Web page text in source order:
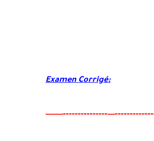
Examen Corrigé:
-------------------------